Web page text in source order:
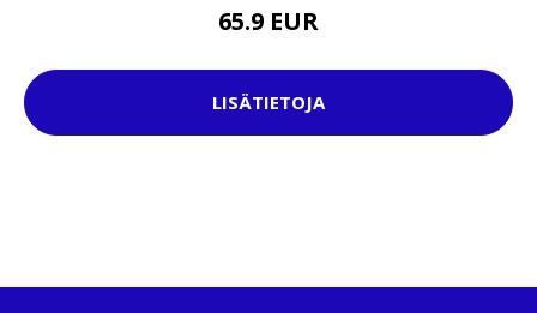
65.9 EUR
LISÄTIETOJA